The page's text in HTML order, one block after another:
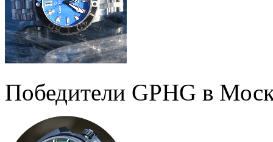
Победители GPHG в